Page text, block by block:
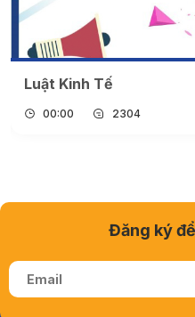
Ngành Tiếng Nhật
00:00 2070
Đăng ký